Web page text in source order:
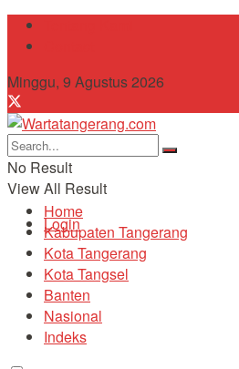
Minggu, 9 Agustus 2026
No Result
View All Result
Login
Home
Kabupaten Tangerang
Kota Tangerang
Kota Tangsel
Banten
Nasional
Indeks